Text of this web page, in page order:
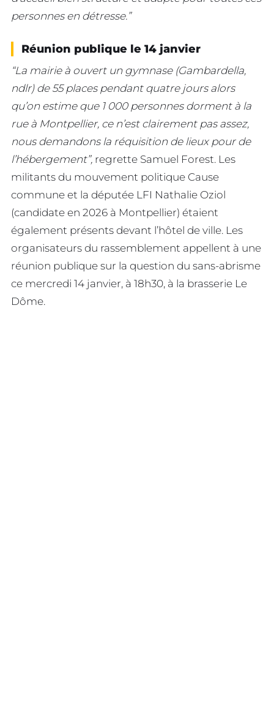
personnes en détresse.”
Réunion publique le 14 janvier
“La mairie à ouvert un gymnase (Gambardella,
ndlr) de 55 places pendant quatre jours alors
qu’on estime que 1 000 personnes dorment à la
rue à Montpellier, ce n’est clairement pas assez,
nous demandons la réquisition de lieux pour de
l’hébergement”, regrette Samuel Forest. Les
militants du mouvement politique Cause
commune et la députée LFI Nathalie Oziol
(candidate en 2026 à Montpellier) étaient
également présents devant l’hôtel de ville. Les
organisateurs du rassemblement appellent à une
réunion publique sur la question du sans-abrisme
ce mercredi 14 janvier, à 18h30, à la brasserie Le
Dôme.